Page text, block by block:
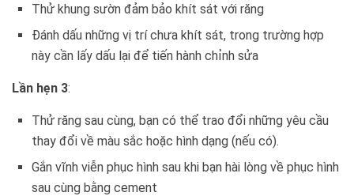
Thử khung sườn đảm bảo khít sát với răng
Đánh dấu những vị trí chưa khít sát, trong trường hợp
này cần lấy dấu lại để tiến hành chỉnh sửa
Lần hẹn 3:
Thử răng sau cùng, bạn có thể trao đổi những yêu cầu
thay đổi về màu sắc hoặc hình dạng (nếu có).
Gắn vĩnh viễn phục hình sau khi bạn hài lòng về phục hình
sau cùng bằng cement